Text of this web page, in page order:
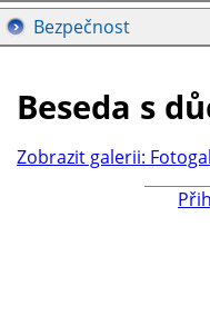
Bezpečnost
Beseda s
Zobrazit galerii: